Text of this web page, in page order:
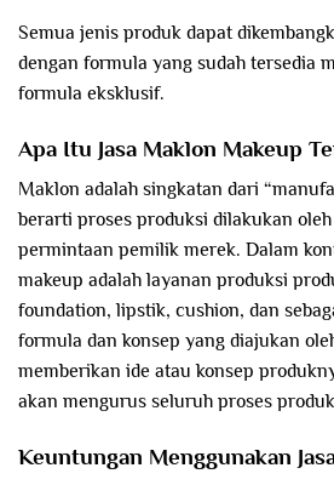
Semua jenis produk dapat
dengan formula yang sudah tersedia
formula eksklusif.
Apa Itu Jasa Maklon Makeup
Maklon adalah singkatan dari
berarti proses produksi dilakukan
permintaan pemilik merek. Dalam
makeup adalah layanan produksi
foundation, lipstik, cushion, dan
formula dan konsep yang diajukan
memberikan ide atau konsep
akan mengurus seluruh proses
Keuntungan Menggunakan